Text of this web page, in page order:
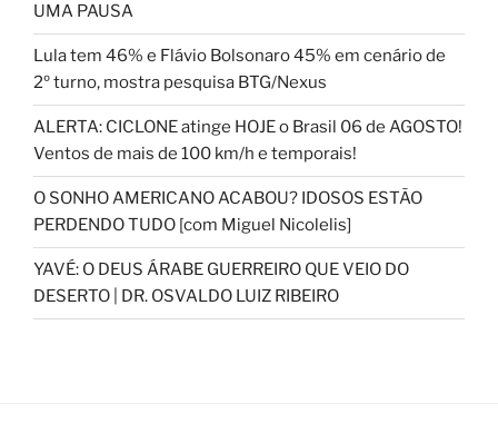
UMA PAUSA
Lula tem 46% e Flávio Bolsonaro 45% em cenário de
2º turno, mostra pesquisa BTG/Nexus
ALERTA: CICLONE atinge HOJE o Brasil 06 de AGOSTO!
Ventos de mais de 100 km/h e temporais!
O SONHO AMERICANO ACABOU? IDOSOS ESTÃO
PERDENDO TUDO [com Miguel Nicolelis]
YAVÉ: O DEUS ÁRABE GUERREIRO QUE VEIO DO
DESERTO | DR. OSVALDO LUIZ RIBEIRO